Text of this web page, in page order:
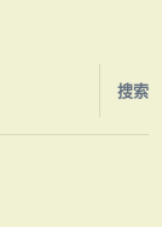
搜索